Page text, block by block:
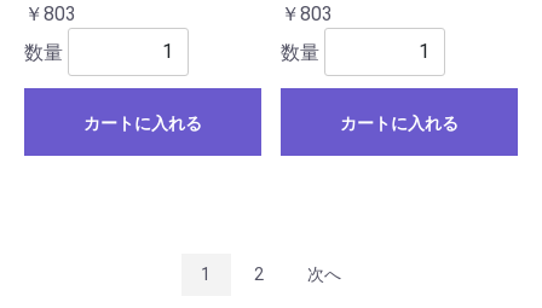
￥803
数量
カートに入れる
￥803
数量
カートに入れる
1 2 次へ